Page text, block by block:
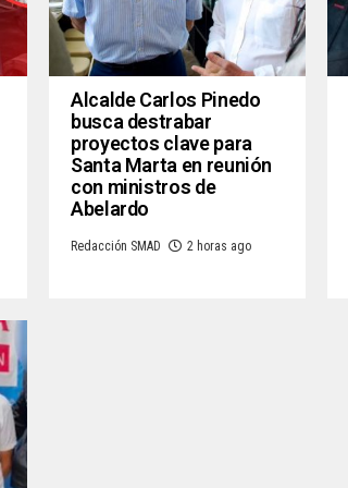
Alcalde Carlos Pinedo
busca destrabar
proyectos clave para
Santa Marta en reunión
con ministros de
Abelardo
Redacción SMAD 2 horas ago